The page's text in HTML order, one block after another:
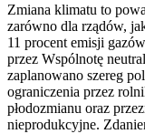
Zmiana klimatu to
zarówno dla rządów,
11 procent emisji
przez Wspólnotę
zaplanowano szereg
ograniczenia przez
płodozmianu oraz
nieprodukcyjne.